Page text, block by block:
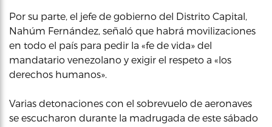
Por su parte, el jefe de gobierno del Distrito Capital,
Nahúm Fernández, señaló que habrá movilizaciones
en todo el país para pedir la «fe de vida» del
mandatario venezolano y exigir el respeto a «los
derechos humanos».
Varias detonaciones con el sobrevuelo de aeronaves
se escucharon durante la madrugada de este sábado